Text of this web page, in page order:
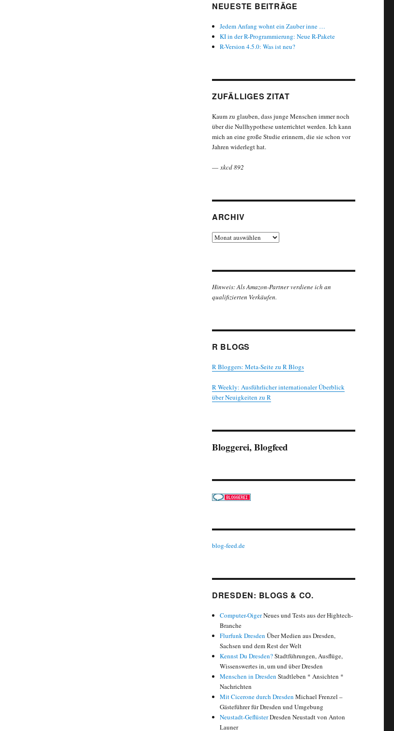
NEUESTE BEITRÄGE
Jedem Anfang wohnt ein Zauber inne …
KI in der R-Programmierung: Neue R-Pakete
R-Version 4.5.0: Was ist neu?
ZUFÄLLIGES ZITAT
Kaum zu glauben, dass junge Menschen immer noch
über die Nullhypothese unterrichtet werden. Ich kann
mich an eine große Studie erinnern, die sie schon vor
Jahren widerlegt hat.
—xkcd 892
ARCHIV
Archiv
Hinweis: Als Amazon-Partner verdiene ich an
qualifizierten Verkäufen.
R BLOGS
R Bloggers: Meta-Seite zu R Blogs
R Weekly: Ausführlicher internationaler Überblick
über Neuigkeiten zu R
Bloggerei, Blogfeed
blog-feed.de
DRESDEN: BLOGS & CO.
Computer-OigerNeues und Tests aus der Hightech-
Branche
Flurfunk Dresden Über Medien aus Dresden,
Sachsen und dem Rest der Welt
Kennst Du Dresden?Stadtführungen, Ausflüge,
Wissenswertes in, um und über Dresden
Menschen in Dresden Stadtleben * Ansichten *
Nachrichten
Mit Cicerone durch Dresden Michael Frenzel –
Gästeführer für Dresden und Umgebung
Neustadt-GeflüsterDresden Neustadt von Anton
Launer